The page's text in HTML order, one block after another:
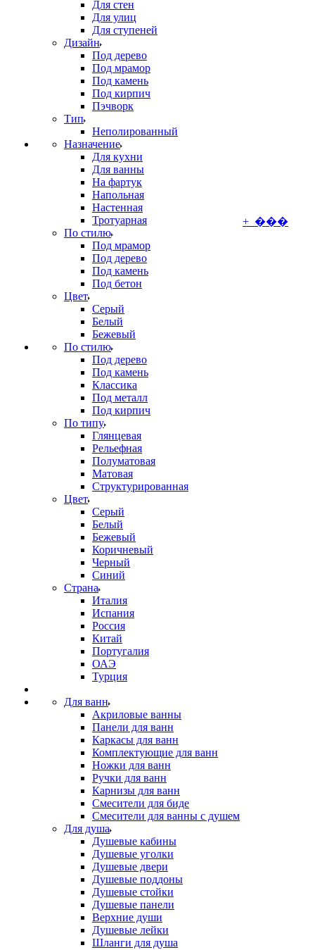
Для стен
Для улиц
Для ступеней
Дизайн
Под дерево
Под мрамор
Под камень
Под кирпич
Пэчворк
Тип
Неполированный
Назначение
Для кухни
Для ванны
На фартук
Напольная
Настенная
Тротуарная
По стилю
Под мрамор
Под дерево
Под камень
Под бетон
Цвет
Серый
Белый
Бежевый
По стилю
Под дерево
Под камень
Классика
Под металл
Под кирпич
По типу
Глянцевая
Рельефная
Полуматовая
Матовая
Структурированная
Цвет
Серый
Белый
Бежевый
Коричневый
Черный
Синий
Страна
Италия
Испания
Россия
Китай
Португалия
ОАЭ
Турция
Для ванн
Акриловые ванны
Панели для ванн
Каркасы для ванн
Комплектующие для ванн
Ножки для ванн
Ручки для ванн
Карнизы для ванн
Смесители для биде
Смесители для ванны с душем
Для душа
Душевые кабины
Душевые уголки
Душевые двери
Душевые поддоны
Душевые стойки
Душевые панели
Верхние души
Душевые лейки
Шланги для душа
+ ���